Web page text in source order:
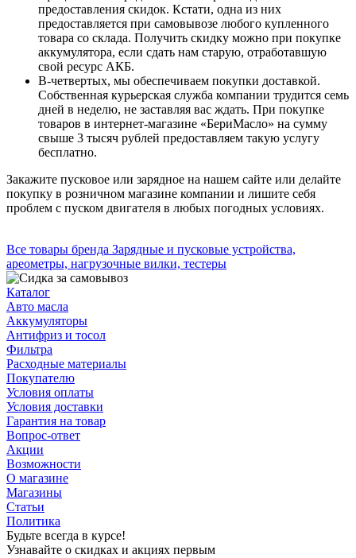
предоставления скидок. Кстати, одна из них
предоставляется при самовывозе любого купленного
товара со склада. Получить скидку можно при покупке
аккумулятора, если сдать нам старую, отработавшую
свой ресурс АКБ.
В-четвертых, мы обеспечиваем покупки доставкой.
Собственная курьерская служба компании трудится семь
дней в неделю, не заставляя вас ждать. При покупке
товаров в интернет-магазине «БериМасло» на сумму
свыше 3 тысяч рублей предоставляем такую услугу
бесплатно.
Закажите пусковое или зарядное на нашем сайте или делайте
покупку в розничном магазине компании и лишите себя
проблем с пуском двигателя в любых погодных условиях.
Все товары бренда Зарядные и пусковые устройства,
ареометры, нагрузочные вилки, тестеры
Каталог
Авто масла
Аккумуляторы
Антифриз и тосол
Фильтра
Расходные материалы
Покупателю
Условия оплаты
Условия доставки
Гарантия на товар
Вопрос-ответ
Акции
Возможности
О магазине
Магазины
Статьи
Политика
Будьте всегда в курсе!
Узнавайте о скидках и акциях первым